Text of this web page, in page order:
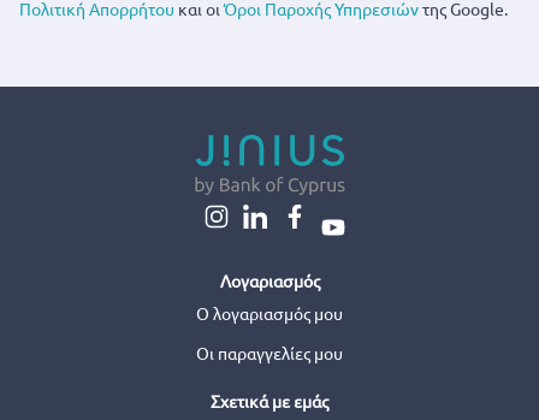
Πολιτική Απορρήτου και οιΌροι Παροχής Υπηρεσιώντης Google.
Λογαριασμός
Ο λογαριασμός μου
Οι παραγγελίες μου
Σχετικά με εμάς